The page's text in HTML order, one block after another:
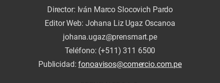
Director: Iván Marco Slocovich Pardo
Editor Web: Johana Liz Ugaz Oscanoa
johana.ugaz@prensmart.pe
Teléfono: (+511) 311 6500
Publicidad:fonoavisos@comercio.com.pe